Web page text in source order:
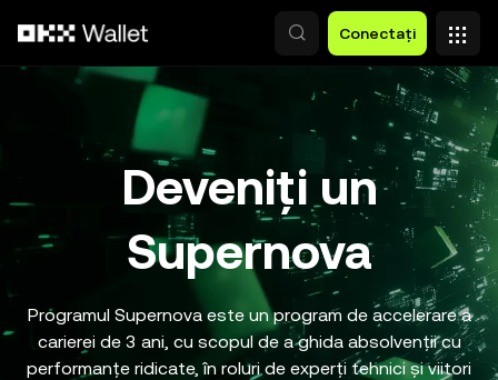
Conectați
Deveniți un
Supernova
Programul Supernova este un program de accelerare a
carierei de 3 ani, cu scopul de a ghida absolvenții cu
performanțe ridicate, în roluri de experți tehnici și viitori